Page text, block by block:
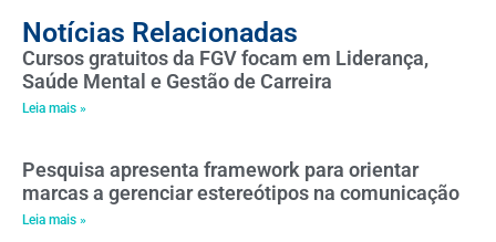
Notícias Relacionadas
Cursos gratuitos da FGV focam em Liderança,
Saúde Mental e Gestão de Carreira
Leia mais »
Pesquisa apresenta framework para orientar
marcas a gerenciar estereótipos na comunicação
Leia mais »